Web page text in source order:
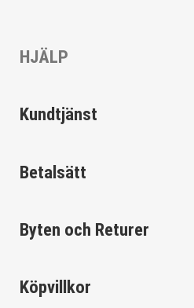
HJÄLP
Kundtjänst
Betalsätt
Byten och Returer
Köpvillkor